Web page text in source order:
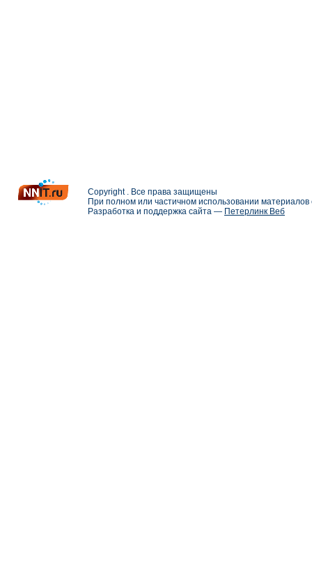
Copyright . Все права защищены
При полном или частичном использовании
Разработка и поддержка сайта — Петерлинк Веб